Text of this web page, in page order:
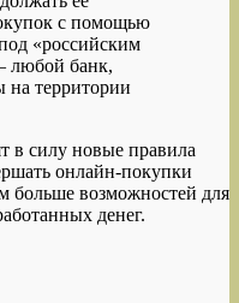
с помощью
«российским
любой банк,
на территории
в силу новые правила
онлайн-покупки
больше возможностей для
денег.